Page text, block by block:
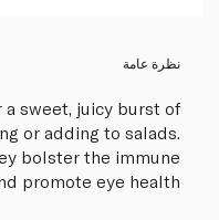
نظرة عامة
sweet, juicy burst of
or adding to salads.
bolster the immune
promote eye health.